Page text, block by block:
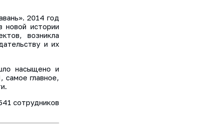
2014 год
новой истории
возникла
и их
насыщено и
самое главное,
сотрудников